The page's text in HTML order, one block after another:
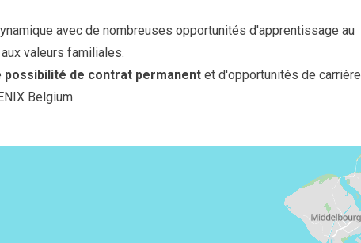
avec de nombreuses opportunités d'apprentissage au
valeurs familiales.
possibilité de contrat permanent et d'opportunités de carrière
Belgium.